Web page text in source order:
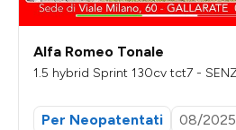
Alfa Romeo Tonale
1.5 hybrid Sprint 130cv tct7 - SENZA VINCOLI DI FINANZI
Per Neopatentati
08/2025